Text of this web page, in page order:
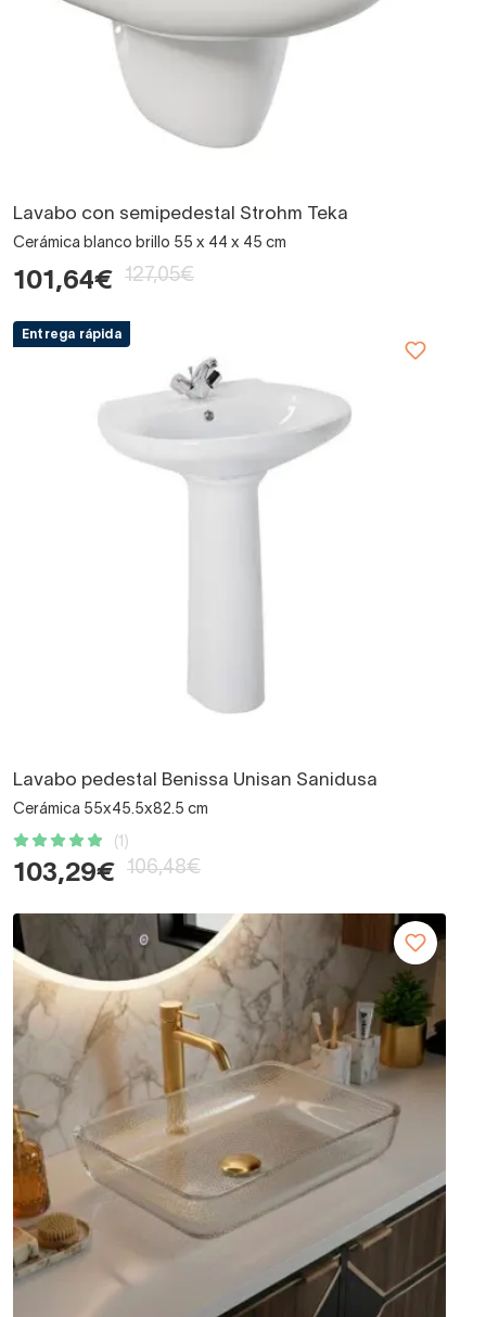
Lavabo con semipedestal Strohm Teka
Cerámica blanco brillo 55 x 44 x 45 cm
101,64€ 127,05€
Entrega rápida
Lavabo pedestal Benissa Unisan Sanidusa
Cerámica 55x45.5x82.5 cm
(1)
103,29€ 106,48€